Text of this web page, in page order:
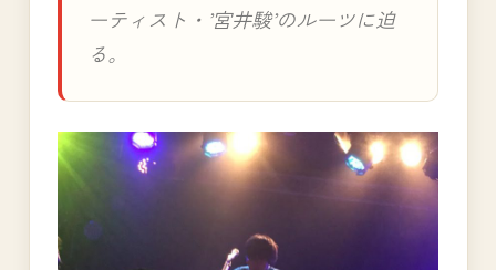
ーティスト・’宮井駿’のルーツに迫
る。